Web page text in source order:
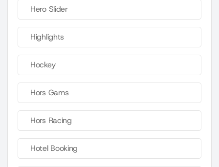
Hero Slider
Highlights
Hockey
Hors Gams
Hors Racing
Hotel Booking